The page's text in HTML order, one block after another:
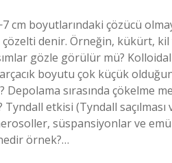
cm boyutlarındaki çözücü
çözelti denir. Örneğin, kükürt,
gözle görülür mü?
boyutu çok küçük
sırasında çökelme
Tyndall etkisi (Tyndall
süspansiyonlar ve
nedir örnek?…